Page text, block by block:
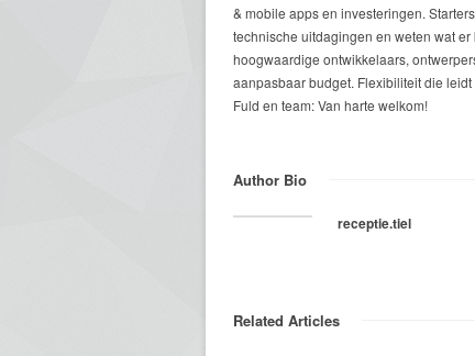
& mobile apps en investeringen.
technische uitdagingen en weten wat
hoogwaardige ontwikkelaars,
aanpasbaar budget. Flexibiliteit die
Fuld en team: Van harte welkom!
Author Bio
receptie.tiel
Related Articles